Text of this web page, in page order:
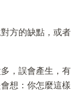
方的缺點，或者
，誤會產生，有
想：你怎麼這樣